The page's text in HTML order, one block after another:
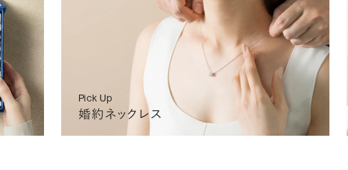
o
d
.
Pick Up
婚約ネックレス